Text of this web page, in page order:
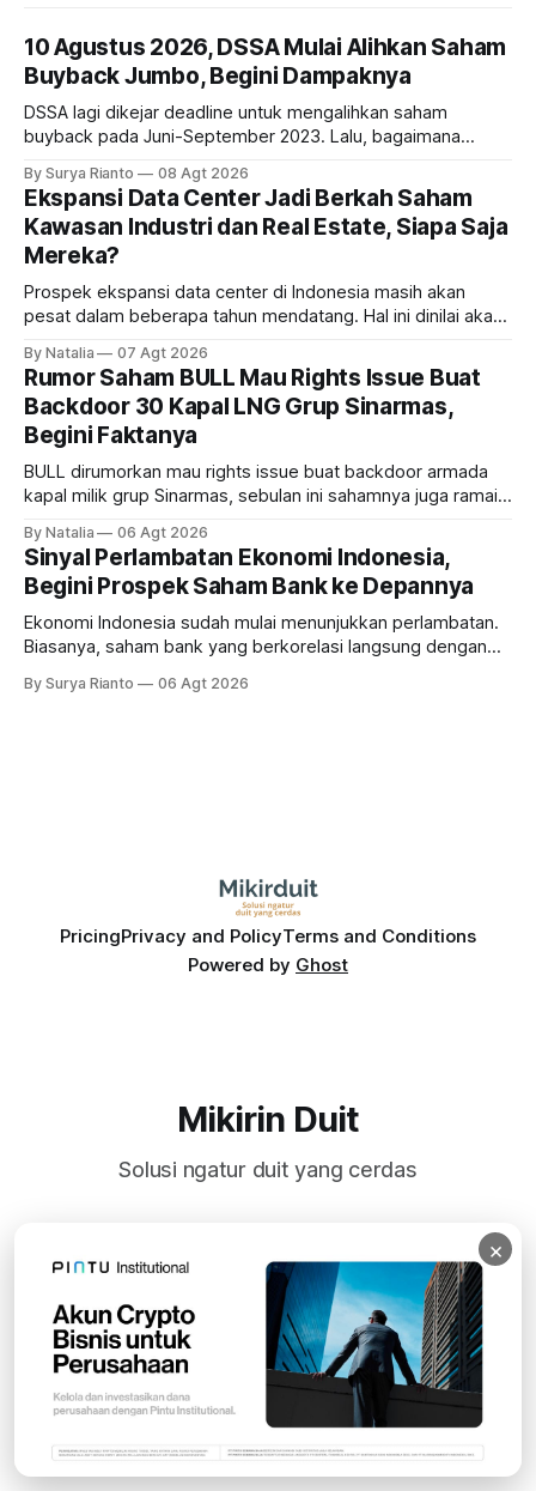
10 Agustus 2026, DSSA Mulai Alihkan Saham
Buyback Jumbo, Begini Dampaknya
DSSA lagi dikejar deadline untuk mengalihkan saham
buyback pada Juni-September 2023. Lalu, bagaimana
By Surya Rianto 08 Agt 2026
Ekspansi Data Center Jadi Berkah Saham
Kawasan Industri dan Real Estate, Siapa Saja
Mereka?
Prospek ekspansi data center di Indonesia masih akan
pesat dalam beberapa tahun mendatang. Hal ini dinilai akan
estate, ada siapa saja mereka?
By Natalia 07 Agt 2026
Rumor Saham BULL Mau Rights Issue Buat
Backdoor 30 Kapal LNG Grup Sinarmas,
Begini Faktanya
BULL dirumorkan mau rights issue buat backdoor armada
kapal milik grup Sinarmas, sebulan ini sahamnya juga ramai
masih menarik dilirik?
By Natalia 06 Agt 2026
Sinyal Perlambatan Ekonomi Indonesia,
Begini Prospek Saham Bank ke Depannya
Ekonomi Indonesia sudah mulai menunjukkan perlambatan.
Biasanya, saham bank yang berkorelasi langsung dengan
bank ke depannya?
By Surya Rianto 06 Agt 2026
PricingPrivacy and PolicyTerms and Conditions
Powered by Ghost
Mikirin Duit
Solusi ngatur duit yang cerdas
Subscribe
×